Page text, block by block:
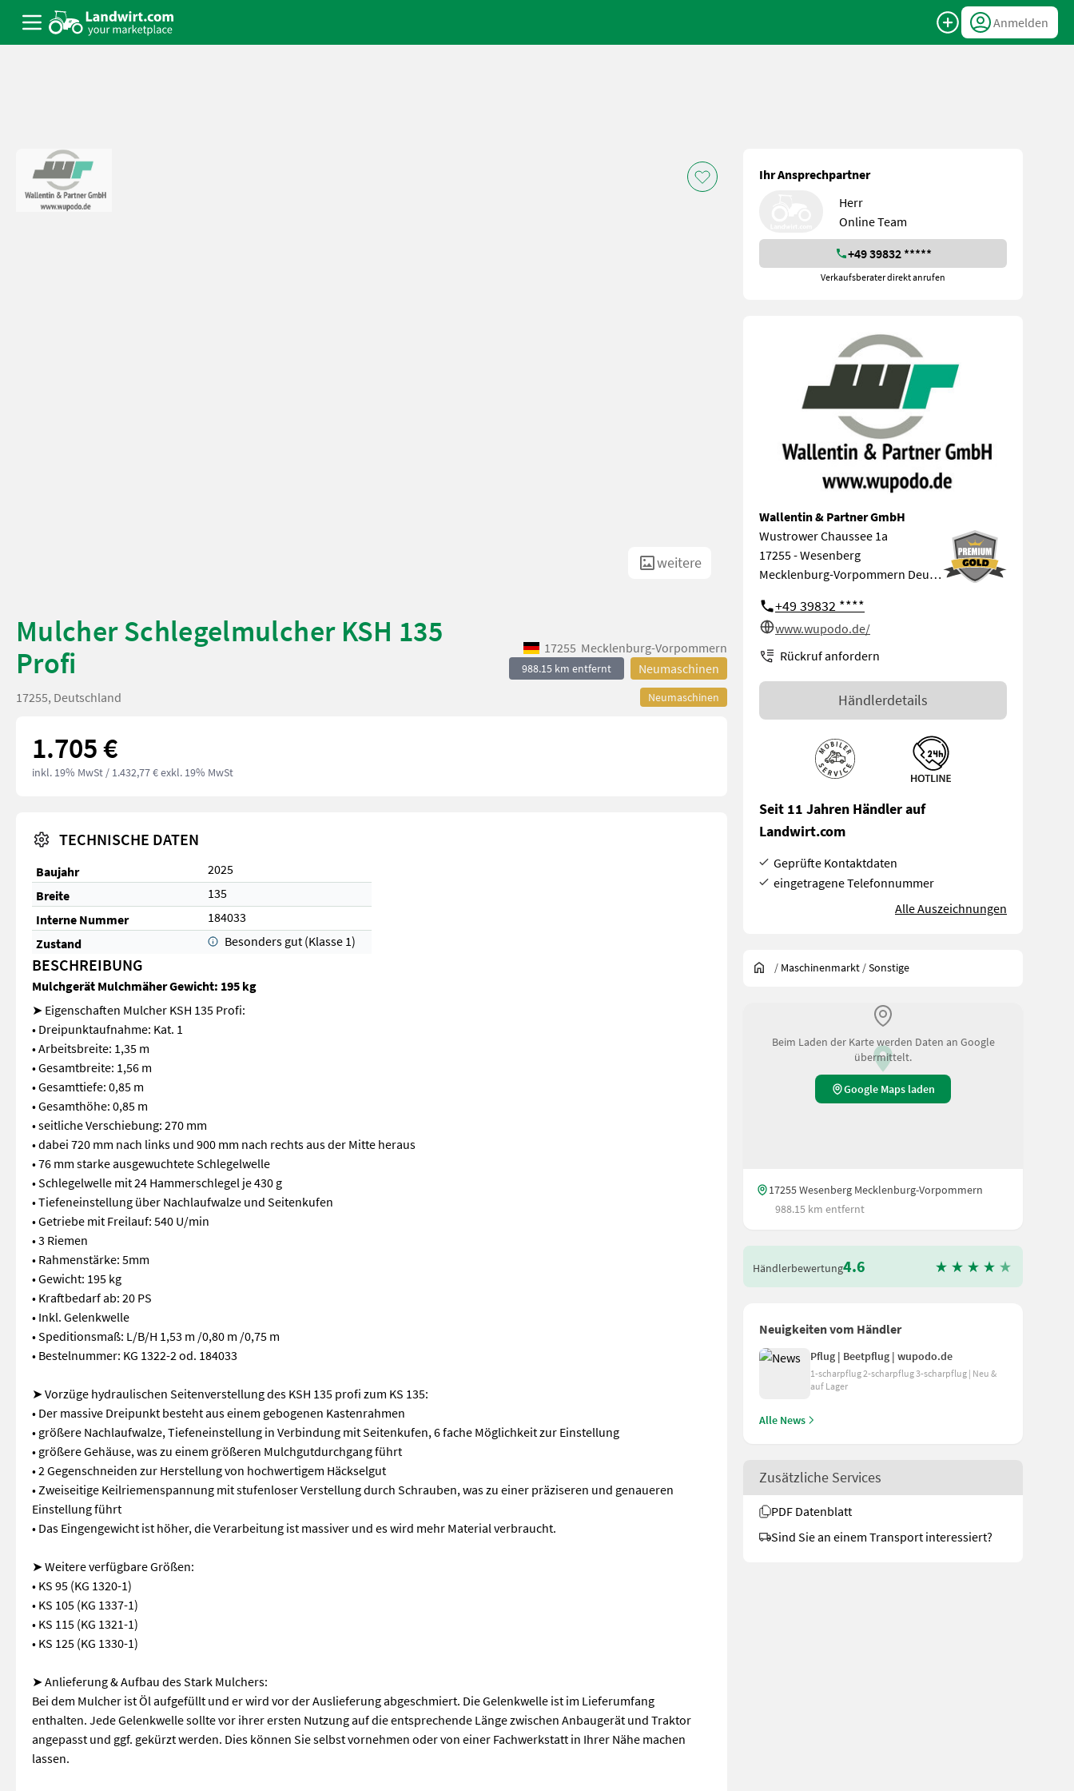
Anmelden
weitere
Mulcher Schlegelmulcher KSH 135
Profi
17255 Mecklenburg-Vorpommern
988.15 km entfernt Neumaschinen
Neumaschinen
17255, Deutschland
1.705 €
inkl. 19% MwSt / 1.432,77 € exkl. 19% MwSt
TECHNISCHE DATEN
Baujahr
2025
Breite
135
Interne Nummer
184033
Zustand
Besonders gut (Klasse 1)
BESCHREIBUNG
Mulchgerät Mulchmäher Gewicht: 195 kg
➤ Eigenschaften Mulcher KSH 135 Profi:
• Dreipunktaufnahme: Kat. 1
• Arbeitsbreite: 1,35 m
• Gesamtbreite: 1,56 m
• Gesamttiefe: 0,85 m
• Gesamthöhe: 0,85 m
• seitliche Verschiebung: 270 mm
• dabei 720 mm nach links und 900 mm nach rechts aus der Mitte heraus
• 76 mm starke ausgewuchtete Schlegelwelle
• Schlegelwelle mit 24 Hammerschlegel je 430 g
• Tiefeneinstellung über Nachlaufwalze und Seitenkufen
• Getriebe mit Freilauf: 540 U/min
• 3 Riemen
• Rahmenstärke: 5mm
• Gewicht: 195 kg
• Kraftbedarf ab: 20 PS
• Inkl. Gelenkwelle
• Speditionsmaß: L/B/H 1,53 m /0,80 m /0,75 m
• Bestelnummer: KG 1322-2 od. 184033
➤ Vorzüge hydraulischen Seitenverstellung des KSH 135 profi zum KS 135:
• Der massive Dreipunkt besteht aus einem gebogenen Kastenrahmen
• größere Nachlaufwalze, Tiefeneinstellung in Verbindung mit Seitenkufen, 6 fache Möglichkeit zur Einstellung
• größere Gehäuse, was zu einem größeren Mulchgutdurchgang führt
• 2 Gegenschneiden zur Herstellung von hochwertigem Häckselgut
• Zweiseitige Keilriemenspannung mit stufenloser Verstellung durch Schrauben, was zu einer präziseren und genaueren
Einstellung führt
• Das Eingengewicht ist höher, die Verarbeitung ist massiver und es wird mehr Material verbraucht.
➤ Weitere verfügbare Größen:
• KS 95 (KG 1320-1)
• KS 105 (KG 1337-1)
• KS 115 (KG 1321-1)
• KS 125 (KG 1330-1)
➤ Anlieferung & Aufbau des Stark Mulchers:
Bei dem Mulcher ist Öl aufgefüllt und er wird vor der Auslieferung abgeschmiert. Die Gelenkwelle ist im Lieferumfang
enthalten. Jede Gelenkwelle sollte vor ihrer ersten Nutzung auf die entsprechende Länge zwischen Anbaugerät und Traktor
angepasst und ggf. gekürzt werden. Dies können Sie selbst vornehmen oder von einer Fachwerkstatt in Ihrer Nähe machen
lassen.
Ihr Ansprechpartner
Herr
Online Team
+49 39832 *****
Verkaufsberater direkt anrufen
Wallentin & Partner GmbH
Wustrower Chaussee 1a
17255 - Wesenberg
Mecklenburg-Vorpommern Deutschland
+49 39832 ****
www.wupodo.de/
Rückruf anfordern
Händlerdetails
Seit 11 Jahren Händler auf
Landwirt.com
Geprüfte Kontaktdaten
eingetragene Telefonnummer
Alle Auszeichnungen
/ Maschinenmarkt /Sonstige
Beim Laden der Karte werden Daten an Google
übermittelt.
Google Maps laden
17255 Wesenberg Mecklenburg-Vorpommern
988.15 km entfernt
Händlerbewertung4.6
Neuigkeiten vom Händler
Pflug | Beetpflug | wupodo.de
1-scharpflug 2-scharpflug 3-scharpflug | Neu &
auf Lager
Alle News
Zusätzliche Services
PDF Datenblatt
Sind Sie an einem Transport interessiert?